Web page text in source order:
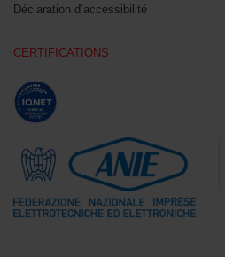
Déclaration d’accessibilité
CERTIFICATIONS